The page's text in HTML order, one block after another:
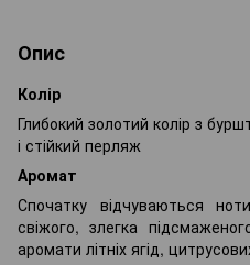
Опис
Колір
Глибокий золотий колір з
і стійкий перляж
Аромат
Спочатку відчуваються
свіжого, злегка
аромати літніх ягід,